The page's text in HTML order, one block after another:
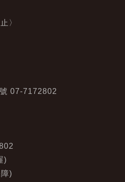
〉
07-7172802
)
)